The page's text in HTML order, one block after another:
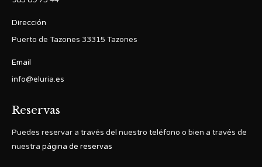
Dirección
Puerto de Tazones 33315 Tazones
Email
info@eluria.es
Reservas
Puedes reservar a través del nuestro teléfono o bien a través de
nuestra página de reservas